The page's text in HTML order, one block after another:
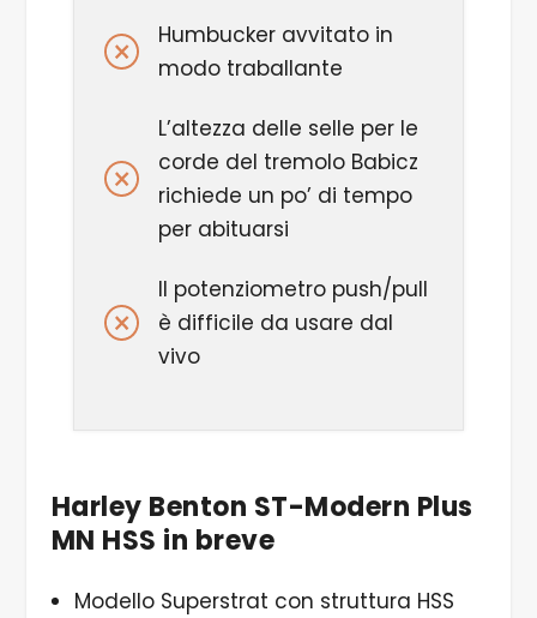
Humbucker avvitato in
modo traballante
L’altezza delle selle per le
corde del tremolo Babicz
richiede un po’ di tempo
per abituarsi
Il potenziometro push/pull
è difficile da usare dal
vivo
Harley Benton ST-Modern Plus
MN HSS in breve
Modello Superstrat con struttura HSS